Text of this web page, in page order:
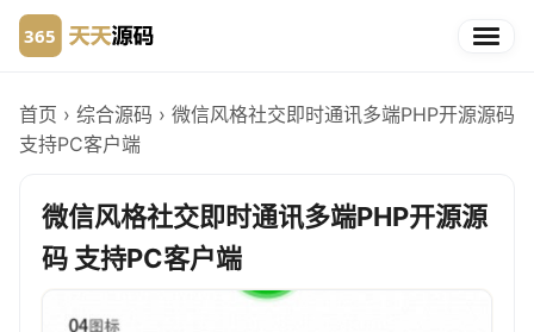
首页 › 综合源码 › 微信风格社交即时通讯多端PHP开源源码
支持PC客户端
微信风格社交即时通讯多端PHP开源源
码 支持PC客户端